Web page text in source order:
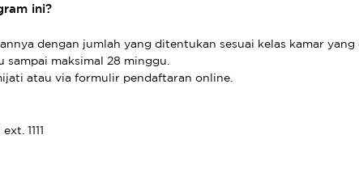
ini?
dengan jumlah yang ditentukan sesuai kelas kamar yang
sampai maksimal 28 minggu.
atau via formulir pendaftaran online.
1111